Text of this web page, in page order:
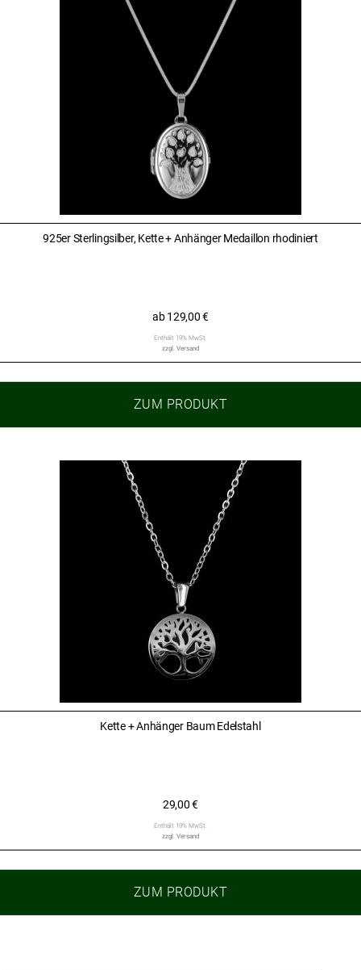
925er Sterlingsilber, Kette + Anhänger Medaillon rhodiniert
ab129,00€
Enthält 19% MwSt.
zzgl. Versand
ZUM PRODUKT
Kette + Anhänger Baum Edelstahl
29,00€
Enthält 19% MwSt.
zzgl. Versand
ZUM PRODUKT